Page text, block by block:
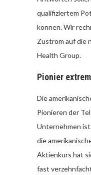
qualifiziertem
können. Wir
Zustrom auf die
Health Group.
Pionier
Die
Pionieren der
Unternehmen
die
Aktienkurs hat
fast